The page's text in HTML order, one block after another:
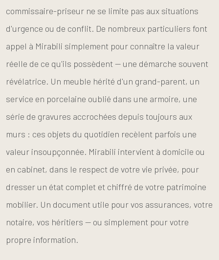
commissaire-priseur ne se limite pas aux situations
d'urgence ou de conflit. De nombreux particuliers font
appel à Mirabili simplement pour connaître la valeur
réelle de ce qu'ils possèdent — une démarche souvent
révélatrice. Un meuble hérité d'un grand-parent, un
service en porcelaine oublié dans une armoire, une
série de gravures accrochées depuis toujours aux
murs : ces objets du quotidien recèlent parfois une
valeur insoupçonnée. Mirabili intervient à domicile ou
en cabinet, dans le respect de votre vie privée, pour
dresser un état complet et chiffré de votre patrimoine
mobilier. Un document utile pour vos assurances, votre
notaire, vos héritiers — ou simplement pour votre
propre information.